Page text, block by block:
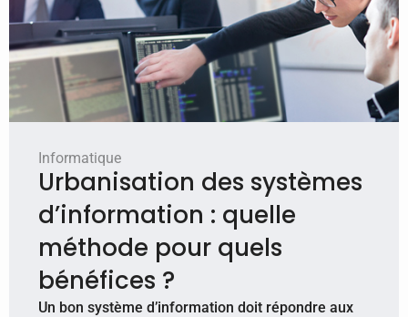
Informatique
Urbanisation des systèmes
d’information : quelle
méthode pour quels
bénéfices ?
Un bon système d’information doit répondre aux